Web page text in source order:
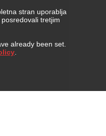
stran uporablja
tretjim
already been set.